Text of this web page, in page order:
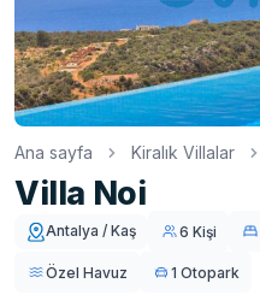
Ana sayfa Kiralık Villalar
Villa Noi
Antalya / Kaş 6 Kişi
Özel Havuz 1 Otopark